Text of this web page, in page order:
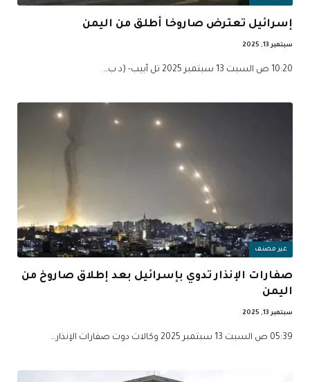
إسرائيل تعترض صاروخا أطلق من اليمن
سبتمبر 13, 2025
10:20 ص السبت 13 سبتمبر 2025 تل أبيب- (د ب…
غير مصنف
صفارات الإنذار تدوي بإسرائيل بعد إطلاق صاروخ من
اليمن
سبتمبر 13, 2025
05:39 ص السبت 13 سبتمبر 2025 وكالات دوت صفارات الإنذار…